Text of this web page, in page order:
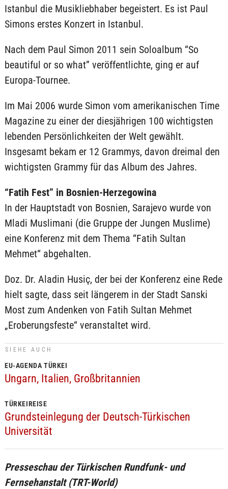
Istanbul die Musikliebhaber begeistert. Es ist Paul
Simons erstes Konzert in Istanbul.
Nach dem Paul Simon 2011 sein Soloalbum “So
beautiful or so what” veröffentlichte, ging er auf
Europa-Tournee.
Im Mai 2006 wurde Simon vom amerikanischen Time
Magazine zu einer der diesjährigen 100 wichtigsten
lebenden Persönlichkeiten der Welt gewählt.
Insgesamt bekam er 12 Grammys, davon dreimal den
wichtigsten Grammy für das Album des Jahres.
“Fatih Fest” in Bosnien-Herzegowina
In der Hauptstadt von Bosnien, Sarajevo wurde von
Mladi Muslimani (die Gruppe der Jungen Muslime)
eine Konferenz mit dem Thema “Fatih Sultan
Mehmet“ abgehalten.
Doz. Dr. Aladin Husiç, der bei der Konferenz eine Rede
hielt sagte, dass seit längerem in der Stadt Sanski
Most zum Andenken von Fatih Sultan Mehmet
„Eroberungsfeste“ veranstaltet wird.
SIEHE AUCH
EU-AGENDA TÜRKEI
Ungarn, Italien, Großbritannien
TÜRKEIREISE
Grundsteinlegung der Deutsch-Türkischen
Universität
Presseschau der Türkischen Rundfunk- und
Fernsehanstalt (TRT-World)